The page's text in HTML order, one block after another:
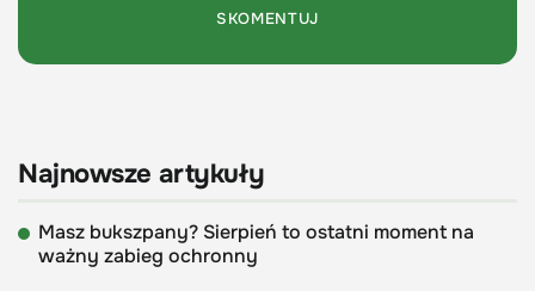
Najnowsze artykuły
Masz bukszpany? Sierpień to ostatni moment na
ważny zabieg ochronny